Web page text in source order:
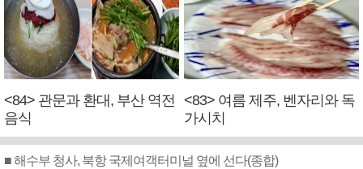
<84> 관문과 환대, 부산 역전
음식
<83> 여름 제주, 벤자리와 독
가시치
■ 해수부 청사, 북항 국제여객터미널 옆에 선다(종합)